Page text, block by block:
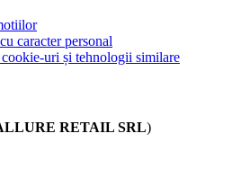
caracter personal
uri și tehnologii similare
RETAIL SRL)